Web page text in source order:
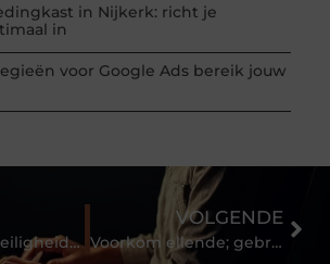
in Nijkerk: richt je
in
voor Google Ads bereik jouw
Schakel een veiligheidsdeskundige in voor een goede bedrijfsvoering
VOLGENDE
Voorkom ellende; gebruik een dashcam in je auto.